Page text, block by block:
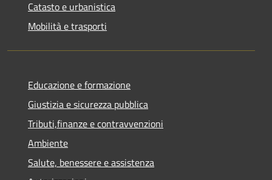
Catasto e urbanistica
Mobilità e trasporti
Educazione e formazione
Giustizia e sicurezza pubblica
Tributi,finanze e contravvenzioni
Ambiente
Salute, benessere e assistenza